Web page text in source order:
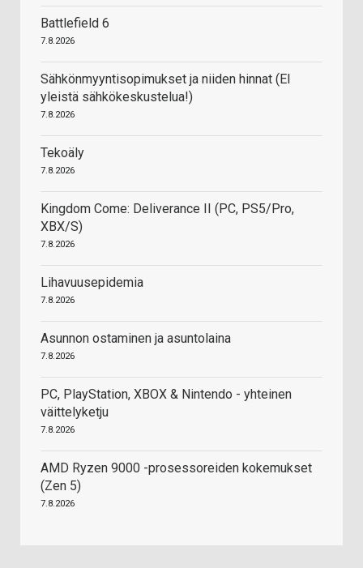
Battlefield 6
7.8.2026
Sähkönmyyntisopimukset ja niiden hinnat (EI
yleistä sähkökeskustelua!)
7.8.2026
Tekoäly
7.8.2026
Kingdom Come: Deliverance II (PC, PS5/Pro,
XBX/S)
7.8.2026
Lihavuusepidemia
7.8.2026
Asunnon ostaminen ja asuntolaina
7.8.2026
PC, PlayStation, XBOX & Nintendo - yhteinen
väittelyketju
7.8.2026
AMD Ryzen 9000 -prosessoreiden kokemukset
(Zen 5)
7.8.2026